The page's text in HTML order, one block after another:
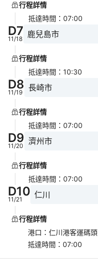
行程詳情
抵達時間 ： 07:00
D7
11/18 鹿兒島市
行程詳情
抵達時間 ： 10:30
D8
11/19 長崎市
行程詳情
抵達時間 ： 07:00
D9
11/20 濟州市
行程詳情
抵達時間 ： 07:00
D10
11/21 仁川
行程詳情
港口 ： 仁川港客運碼頭
抵達時間 ： 07:00